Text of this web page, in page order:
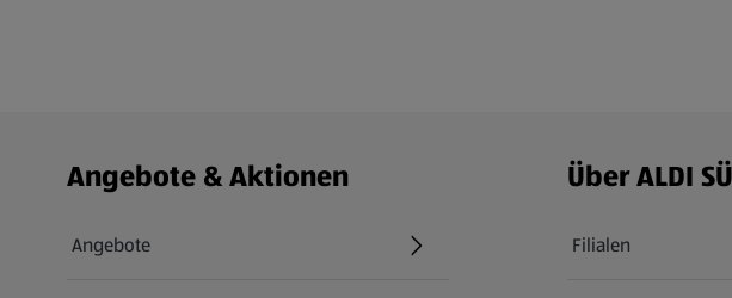
Fußzeilenmenü - weitere Links
Angebote & Aktionen
Angebote
Über ALDI
Filialen